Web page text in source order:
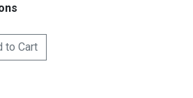
to Cart